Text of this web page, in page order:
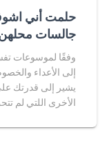
حلمت أني اشوف
جالسات
وفقًا لموسوعات
إلى الأعداء
يشير إلى قدرتك
الأخرى اللتي لم